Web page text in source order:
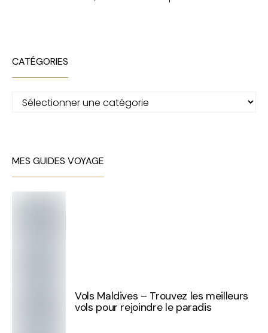
CATÉGORIES
Catégories
MES GUIDES VOYAGE
Vols Maldives – Trouvez les meilleurs
vols pour rejoindre le paradis